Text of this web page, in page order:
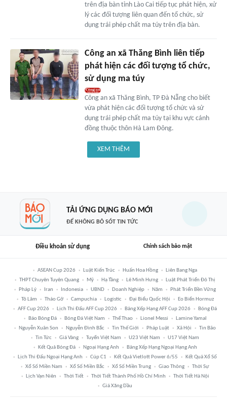
trên địa bàn tỉnh Lào Cai tiếp tục phát hiện, xử
lý các đối tượng liên quan đến tổ chức, sử
dụng trái phép chất ma túy trên địa bàn.
Công an xã Thăng Bình liên tiếp
phát hiện các đối tượng tổ chức,
sử dụng ma túy
Công an xã Thăng Bình, TP Đà Nẵng cho biết
vừa phát hiện các đối tượng tổ chức và sử
dụng trái phép chất ma túy tại khu vực cánh
đồng thuộc thôn Hà Lam Đông.
XEM THÊM
TẢI ỨNG DỤNG BÁO MỚI
ĐỂ KHÔNG BỎ SÓT TIN TỨC
Điều khoản sử dụng Chính sách bảo mật
ASEAN Cup 2026 Luật Kiến Trúc Huấn Hoa Hồng
Liên Bang Nga
THPT Chuyên Tuyên Quang
Mỹ Hạ Tầng Lê Minh Hưng
Luật Phát Triển Đô Thị
Pháp Lý
Iran Indonesia UBND Doanh Nghiệp Năm
Phát Triển Bền Vững
Tô Lâm
Tháo Gỡ Campuchia Logistic Đại Biểu Quốc Hội
Eo Biển Hormuz
AFF Cup 2026
Lịch Thi Đấu AFF Cup 2026 Bảng Xếp Hạng AFF Cup 2026
Bóng Đá
Báo Bóng Đá
Bóng Đá Việt Nam Thể Thao Lionel Messi
Lamine Yamal
Nguyễn Xuân Son
Nguyễn Đình Bắc Tin Thế Giới Pháp Luật Xã Hội
Tin Bão
Tin Tức
Giá Vàng Tuyển Việt Nam U23 Việt Nam
U17 Việt Nam
Kết Quả Bóng Đá
Ngoại Hạng Anh
Bảng Xếp Hạng Ngoại Hạng Anh
Lịch Thi Đấu Ngoại Hạng Anh
Cúp C1 Kết Quả Vietlott Power 6/55
Kết Quả Xổ Số
Xổ Số Miền Nam
Xổ Số Miền Bắc Xổ Số Miền Trung Giao Thông
Thời Sự
Lịch Vạn Niên
Thời Tiết Thời Tiết Thành Phố Hồ Chí Minh
Thời Tiết Hà Nội
Giá Xăng Dầu